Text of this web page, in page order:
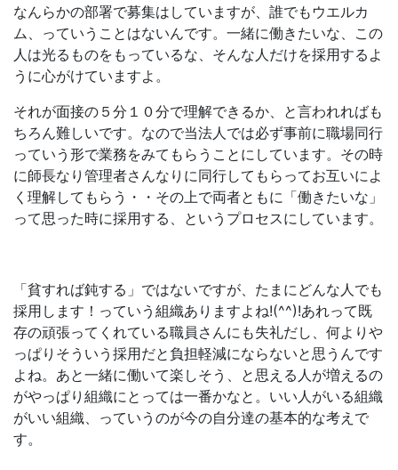
なんらかの部署で募集はしていますが、誰でもウエルカ
ム、っていうことはないんです。一緒に働きたいな、この
人は光るものをもっているな、そんな人だけを採用するよ
うに心がけていますよ。
それが面接の５分１０分で理解できるか、と言われればも
ちろん難しいです。なので当法人では必ず事前に職場同行
っていう形で業務をみてもらうことにしています。その時
に師長なり管理者さんなりに同行してもらってお互いによ
く理解してもらう・・その上で両者ともに「働きたいな」
って思った時に採用する、というプロセスにしています。
「貧すれば鈍する」ではないですが、たまにどんな人でも
採用します！っていう組織ありますよね!(^^)!あれって既
存の頑張ってくれている職員さんにも失礼だし、何よりや
っぱりそういう採用だと負担軽減にならないと思うんです
よね。あと一緒に働いて楽しそう、と思える人が増えるの
がやっぱり組織にとっては一番かなと。いい人がいる組織
がいい組織、っていうのが今の自分達の基本的な考えで
す。